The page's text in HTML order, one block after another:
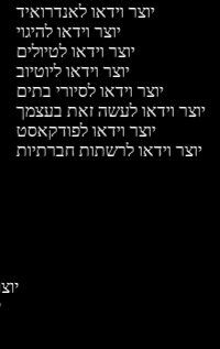
יוצר וידאו לאנדרואיד
יוצר וידאו להיגוי
יוצר וידאו לטיולים
יוצר וידאו ליוטיוב
יוצר וידאו לסיורי בתים
יוצר וידאו לעשה זאת בעצמך
יוצר וידאו לפודקאסט
יוצר וידאו לרשתות חברתיות